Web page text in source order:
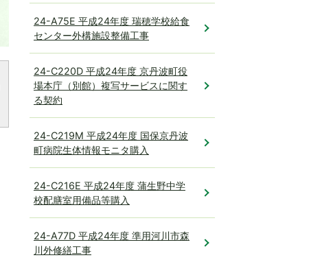
24-A75E 平成24年度 瑞穂学校給食
センター外構施設整備工事
24-C220D 平成24年度 京丹波町役
場本庁（別館）複写サービスに関す
る契約
24-C219M 平成24年度 国保京丹波
町病院生体情報モニタ購入
24-C216E 平成24年度 蒲生野中学
校配膳室用備品等購入
24-A77D 平成24年度 準用河川市森
川外修繕工事